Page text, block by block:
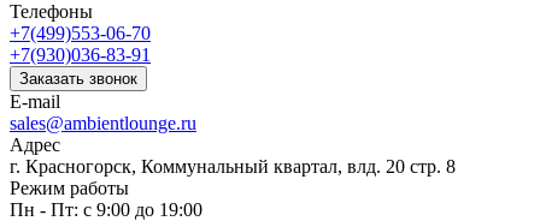
Телефоны
+7(499)553-06-70
+7(930)036-83-91
Заказать звонок
E-mail
sales@ambientlounge.ru
Адрес
г. Красногорск, Коммунальный квартал, влд. 20 стр. 8
Режим работы
Пн - Пт: с 9:00 до 19:00